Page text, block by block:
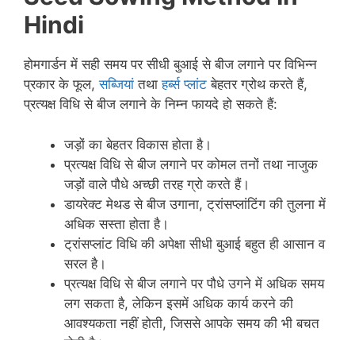
Hindi
होमगार्डन में सही समय पर सीधी बुआई से बीज लगाने पर विभिन्न
प्रकार के फूल,सब्जियां तथा हर्ब्स प्लांट बेहतर ग्रोथ करते हैं,
प्रत्यक्ष विधि से बीज लगाने के निम्न फायदे हो सकते हैं:
जड़ों का बेहतर विकास होता है।
प्रत्यक्ष विधि से बीज लगाने पर कोमल तनों तथा नाजुक
जड़ों वाले पौधे अच्छी तरह ग्रो करते हैं।
डायरेक्ट मेथड से बीज उगाना, ट्रांसप्लांटिंग की तुलना में
अधिक सस्ता होता है।
ट्रांसप्लांट विधि की अपेक्षा सीधी बुआई बहुत ही आसान व
सरल है।
प्रत्यक्ष विधि से बीज लगाने पर पौधे उगने में अधिक समय
लग सकता है, लेकिन इसमें अधिक कार्य करने की
आवश्यकता नहीं होती, जिससे आपके समय की भी बचत